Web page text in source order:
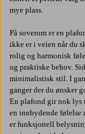
mye plass.
På soverom er en
ikke er i veien når du
rolig og harmonisk
og praktiske behov.
minimalistisk stil. I
ganger der du ønsker
En plafond gir nok lys
en innbydende følelse
er funksjonell